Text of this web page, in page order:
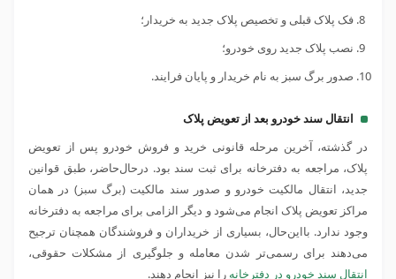
فک پلاک قبلی و تخصیص پلاک جدید به خریدار؛
نصب پلاک جدید روی خودرو؛
صدور برگ سبز به نام خریدار و پایان فرایند.
انتقال سند خودرو بعد از تعویض پلاک
در گذشته، آخرین مرحله قانونی خرید و فروش خودرو پس از تعویض
پلاک، مراجعه به دفترخانه برای ثبت سند بود. درحال‌حاضر، طبق قوانین
جدید، انتقال مالکیت خودرو و صدور سند مالکیت (برگ سبز) در همان
مراکز تعویض پلاک انجام می‌شود و دیگر الزامی برای مراجعه به دفترخانه
وجود ندارد. بااین‌حال، بسیاری از خریداران و فروشندگان همچنان ترجیح
می‌دهند برای رسمی‌تر شدن معامله و جلوگیری از مشکلات حقوقی،
انتقال سند خودرو در دفترخانه را نیز انجام دهند.